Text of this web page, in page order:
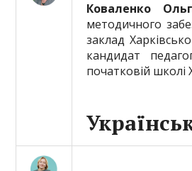
Коваленко
методичного
заклад
кандидат
початковій